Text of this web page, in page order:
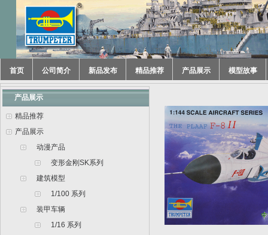
首页 公司简介 新品发布 精品推荐 产品展示 模型故事
产品展示
精品推荐
产品展示
动漫产品
变形金刚SK系列
建筑模型
1/100 系列
装甲车辆
1/16 系列